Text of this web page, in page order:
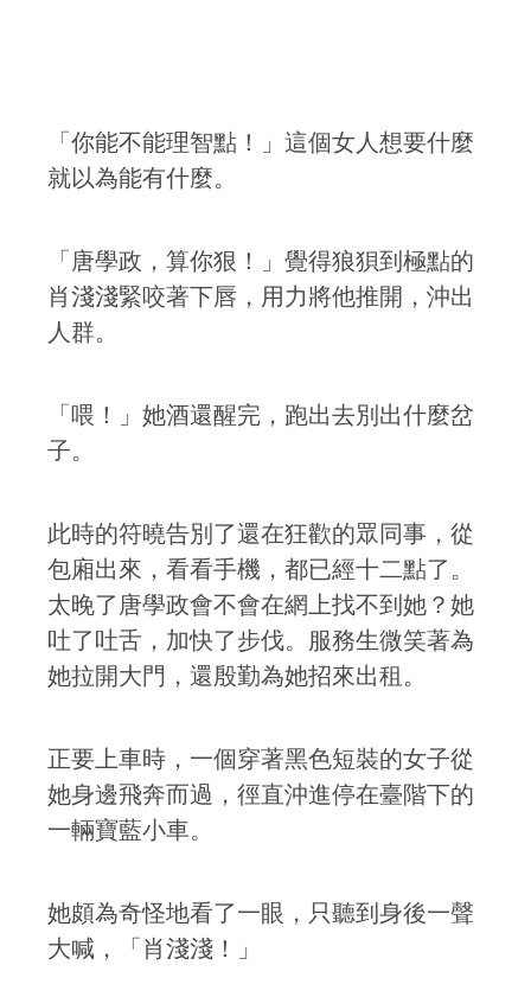
「你能不能理智點！」這個女人想要什麼
就以為能有什麼。
「唐學政，算你狠！」覺得狼狽到極點的
肖淺淺緊咬著下唇，用力將他推開，沖出
人群。
「喂！」她酒還醒完，跑出去別出什麼岔
子。
此時的符曉告別了還在狂歡的眾同事，從
包廂出來，看看手機，都已經十二點了。
太晚了唐學政會不會在網上找不到她？她
吐了吐舌，加快了步伐。服務生微笑著為
她拉開大門，還殷勤為她招來出租。
正要上車時，一個穿著黑色短裝的女子從
她身邊飛奔而過，徑直沖進停在臺階下的
一輛寶藍小車。
她頗為奇怪地看了一眼，只聽到身後一聲
大喊，「肖淺淺！」